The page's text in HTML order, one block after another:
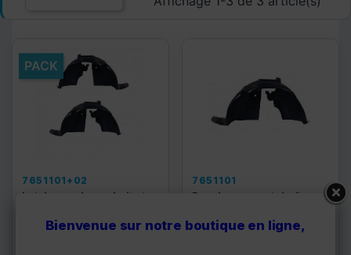
PACK
7651101+02
Lot de pare boue droit et
49,90 €
7651101
Pare boue avant droit
27,00 €
Bienvenue sur notre boutique en ligne,